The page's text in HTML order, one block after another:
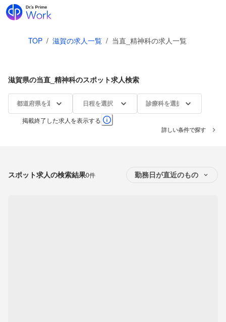
TOP / 滋賀の求人一覧 / 当直_精神科の求人一覧
滋賀県の当直_精神科のスポット求人検索
都道府県を選択 日程を選択 診療科を選択
掲載終了した求人を表示する
詳しい条件で探す
スポット求人の検索結果0件 勤務日が直近のもの